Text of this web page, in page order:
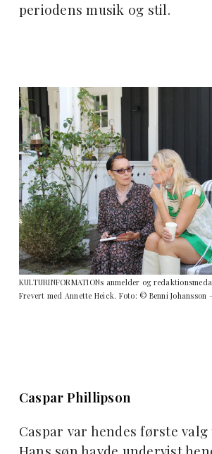
periodens musik og stil.
KULTURINFORMATIONs anmelder og
Frevert med Annette Heick. Foto: © Benni
Caspar Phillipson
Caspar var hendes første